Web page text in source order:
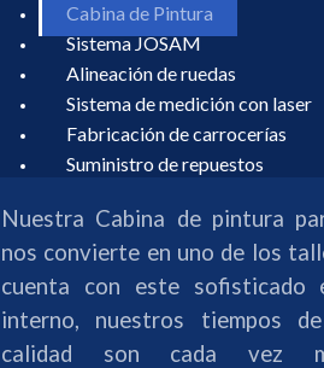
Cabina de Pintura
Sistema JOSAM
Alineación de ruedas
Sistema de medición con laser
Fabricación de carrocerías
Suministro de repuestos
Nuestra Cabina de pintura
nos convierte en uno de los
cuenta con este sofisticado
interno, nuestros tiempos
calidad son cada vez